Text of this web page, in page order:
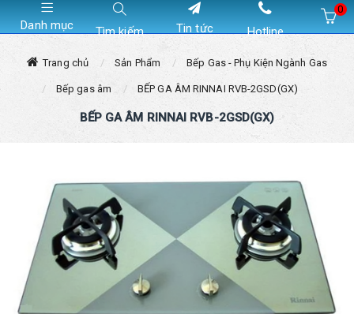
Danh mục Tìm kiếm Tin tức Hotline
0
Trang chủ Sản Phẩm Bếp Gas - Phụ Kiện Ngành Gas
Bếp gas âm BẾP GA ÂM RINNAI RVB-2GSD(GX)
BẾP GA ÂM RINNAI RVB-2GSD(GX)